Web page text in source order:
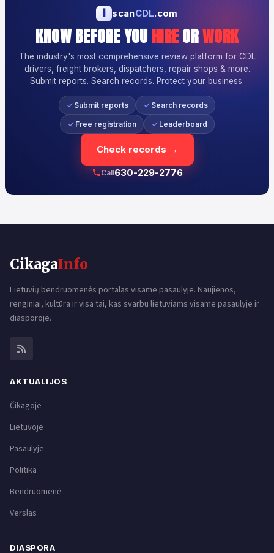
i scanCDL.com
KNOW BEFORE YOU HIREORWORK
The industry's most comprehensive review platform for CDL
drivers, freight brokers, dispatchers, repair shops & more.
Submit reports. Search records. Protect your business.
Submit reports Search records
Free registration Leaderboard
Check records →
Call630-229-2776
CikagaInfo
Lietuvių bendruomenės portalas visame pasaulyje. Naujienos,
renginiai, kultūra ir visa tai, kas svarbu lietuviams visame pasaulyje ir
diasporoje.
AKTUALIJOS
Čikagoje
Lietuvoje
Pasaulyje
Politika
Bendruomenė
Verslas
DIASPORA